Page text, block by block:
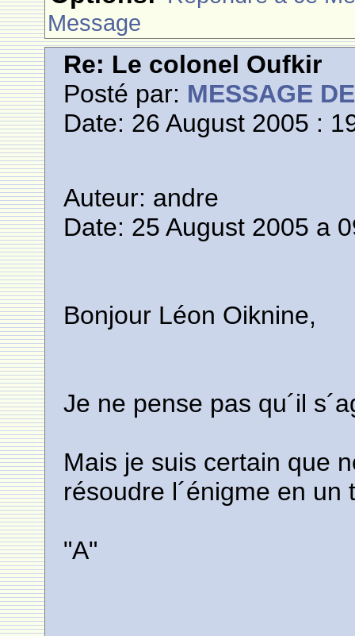
Message
Re: Le colonel Oufkir
Posté par: MESSAGE
Date: 26 August 2005 :
Auteur: andre
Date: 25 August 2005 a
Bonjour Léon Oiknine,
Je ne pense pas qu´il
Mais je suis certain que
résoudre l´énigme en un
"A"